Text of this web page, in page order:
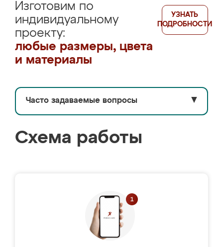
Изготовим по
индивидуальному
проекту:
любые размеры, цвета
и материалы
УЗНАТЬ
ПОДРОБНОСТИ
Часто задаваемые вопросы ▼
Схема работы